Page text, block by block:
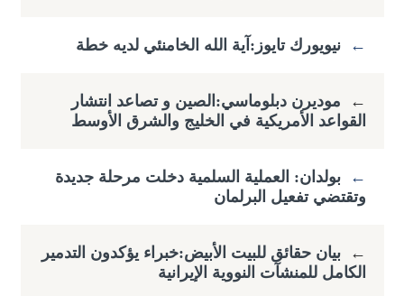
← نيويورك تايوز:آية الله الخامنئي لديه خطة
←
موديرن دبلوماسي:الصين و تصاعد انتشار
القواعد الأمريكية في الخليج والشرق الأوسط
←
بولدان: العملية السلمية دخلت مرحلة جديدة
وتقتضي ​تفعيل البرلمان
←
بيان حقائق للبيت الأبيض:خبراء يؤكدون التدمير
الكامل للمنشآت النووية الإيرانية